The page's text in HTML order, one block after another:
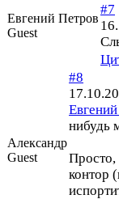
Евгений Петров
Guest
#7
Александр
Guest
#8
нибудь
Просто,
контор